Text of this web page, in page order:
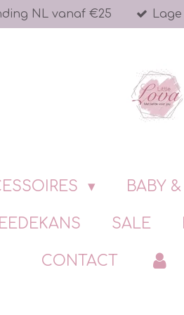
NL vanaf €25
BABY
SALE
CONTACT